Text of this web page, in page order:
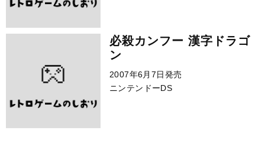
必殺カンフー 漢字ドラゴ
ン
2007年6月7日発売
ニンテンドーDS